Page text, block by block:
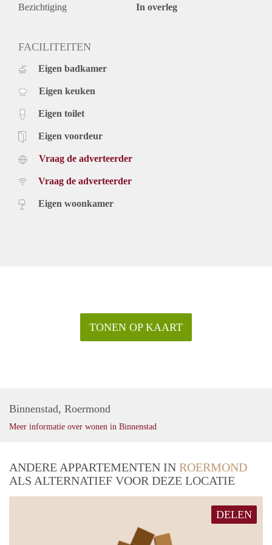
* Laminaatvloer in het appartement is ter overname.
* Huurprijs: € 870,- per maand.
* Waarborgsom bedraagt eenmalig € 1740,-
* Niet geschikt voor studenten en huurders onder de 25 jaar.
* Honden zijn hier helaas niet toegestaan.
Bezichtiging In overleg
FACILITEITEN
Eigen badkamer
Eigen keuken
Eigen toilet
Eigen voordeur
Vraag de adverteerder
Vraag de adverteerder
Eigen woonkamer
TONEN OP KAART
Binnenstad, Roermond
Meer informatie over wonen in Binnenstad
ANDERE APPARTEMENTEN IN ROERMOND
ALS ALTERNATIEF VOOR DEZE LOCATIE
DELEN